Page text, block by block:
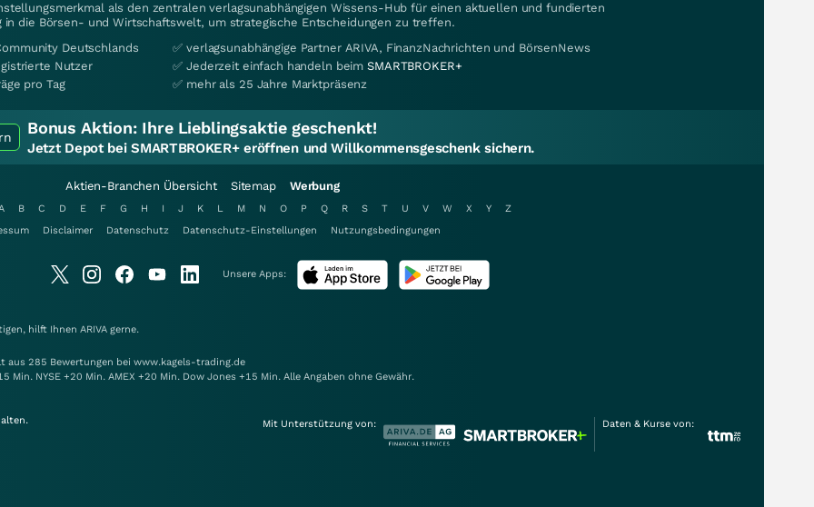
als den zentralen verlagsunabhängigen Wissens-Hub für einen aktuellen und fundierten
in die Börsen- und Wirtschaftswelt, um strategische Entscheidungen zu treffen.
Deutschlands
Nutzer
pro Tag
✅ verlagsunabhängige Partner ARIVA, FinanzNachrichten und BörsenNews
✅ Jederzeit einfach handeln beimSMARTBROKER+
✅ mehr als 25 Jahre Marktpräsenz
Bonus Aktion: Ihre Lieblingsaktie geschenkt!
Jetzt Depot bei SMARTBROKER+ eröffnen und Willkommensgeschenk sichern.
Aktien-Branchen Übersicht Sitemap Werbung
B C D E F G H I J K L M N O P Q R S T U V W X Y
Z
Disclaimer Datenschutz Datenschutz-Einstellungen Nutzungsbedingungen
Unsere Apps:
hilft Ihnen ARIVA gerne.
285 Bewertungen bei www.kagels-trading.de
NYSE +20 Min. AMEX +20 Min. Dow Jones +15 Min. Alle Angaben ohne Gewähr.
Mit Unterstützung von: Daten & Kurse von: